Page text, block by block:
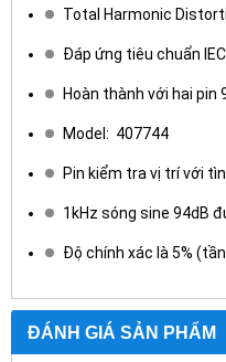
Total Harmonic
Đáp ứng tiêu chuẩn
Hoàn thành với hai pin
Model: 407744
Pin kiểm tra vị trí với
1kHz sóng sine 94dB
Độ chính xác là 5%
ĐÁNH GIÁ SẢN PHẨM